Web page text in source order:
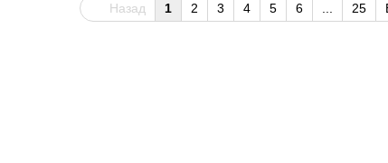
Назад 1 2 3 4 5 6 25